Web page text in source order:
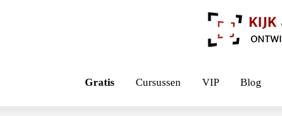
Gratis Cursussen VIP Blog